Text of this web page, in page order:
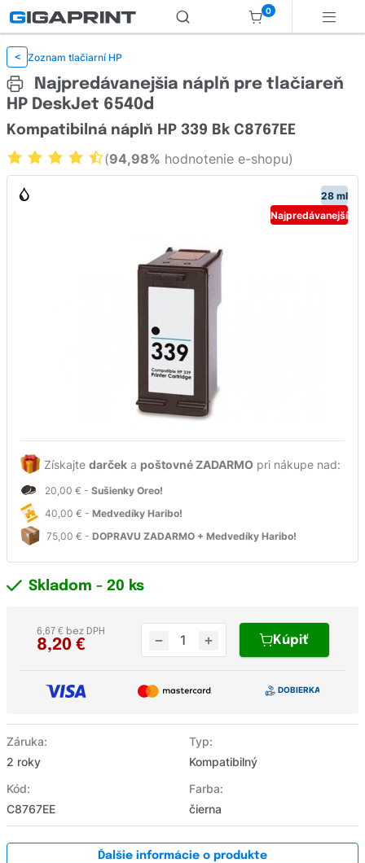
0
< Zoznam tlačiarní HP
Najpredávanejšia náplň pre tlačiareň
HP DeskJet 6540d
28 ml
Najpredávanejší
Získajte darček a poštovné ZADARMO pri nákupe nad:
20,00 € - Sušienky Oreo!
40,00 € - Medvedíky Haribo!
75,00 € - DOPRAVU ZADARMO + Medvedíky Haribo!
Kompatibilná náplň HP 339 Bk C8767EE
(94,98% hodnotenie e-shopu)
Záruka:
2 roky
Typ:
Kompatibilný
Kód:
C8767EE
Farba:
čierna
Skladom - 20 ks
8,20 €
6,67 € bez DPH
Kúpiť
Ďalšie informácie o produkte